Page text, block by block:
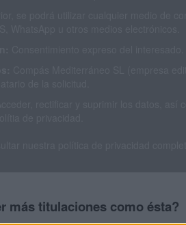
más titulaciones como ésta?